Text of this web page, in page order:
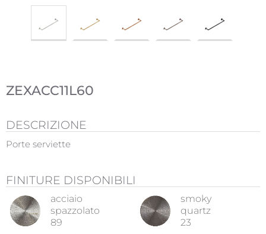
ZEXACC11L60
DESCRIZIONE
Porte serviette
FINITURE DISPONIBILI
acciaio
spazzolato
89
smoky
quartz
23